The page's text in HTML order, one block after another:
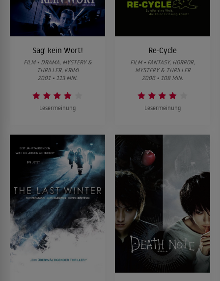
Sag' kein Wort!
FILM • DRAMA, MYSTERY &
THRILLER, KRIMI
2001 • 113 MIN.
Lesermeinung
Re-Cycle
FILM • FANTASY, HORROR,
MYSTERY & THRILLER
2006 • 108 MIN.
Lesermeinung